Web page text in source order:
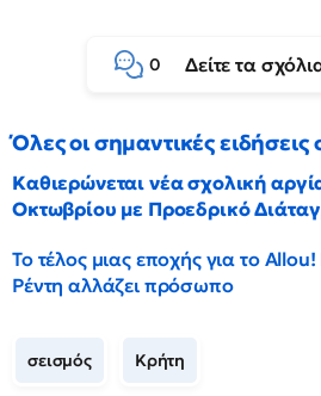
0 Δείτε τα
Όλες οι σημαντικές
Καθιερώνεται νέα σχολική
Οκτωβρίου με Προεδρικό
Το τέλος μιας εποχής για το
Ρέντη αλλάζει πρόσωπο
σεισμός Κρήτη